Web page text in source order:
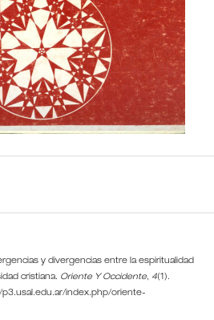
y divergencias entre la espiritualidad
cristiana. Oriente Y Occidente, 4(1).
index.php/oriente-